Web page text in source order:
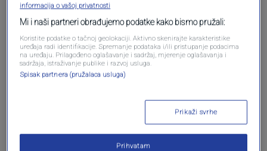
Oglas
informacija o vašoj privatnosti
Mi i naši partneri obrađujemo podatke kako bismo pružali:
Koristite podatke o tačnoj geolokaciji. Aktivno skenirajte karakteristike
uređaja radi identifikacije. Spremanje podataka i/ili pristupanje podacima
na uređaju. Prilagođeno oglašavanje i sadržaj, mjerenje oglašavanja i
sadržaja, istraživanje publike i razvoj usluga.
Spisak partnera (pružalaca usluga)
Prikaži svrhe
Prihvatam